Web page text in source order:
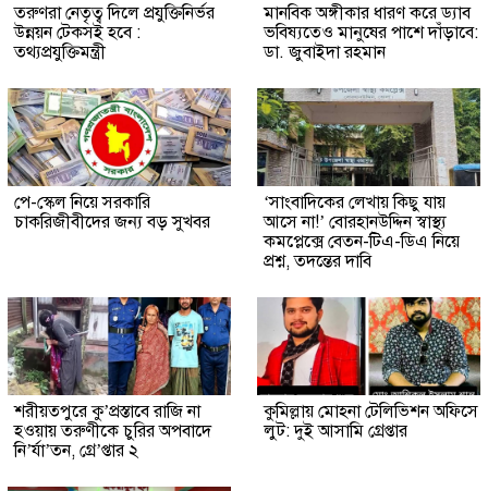
তরুণরা নেতৃত্ব দিলে প্রযুক্তিনির্ভর
উন্নয়ন টেকসই হবে :
তথ্যপ্রযুক্তিমন্ত্রী
মানবিক অঙ্গীকার ধারণ করে ড্যাব
ভবিষ্যতেও মানুষের পাশে দাঁড়াবে:
ডা. জুবাইদা রহমান
পে-স্কেল নিয়ে সরকারি
চাকরিজীবীদের জন্য বড় সুখবর
‘সাংবাদিকের লেখায় কিছু যায়
আসে না!’ বোরহানউদ্দিন স্বাস্থ্য
কমপ্লেক্সে বেতন-টিএ-ডিএ নিয়ে
প্রশ্ন, তদন্তের দাবি
শরীয়তপুরে কু’প্রস্তাবে রাজি না
হওয়ায় তরুণীকে চুরির অপবাদে
নি’র্যা’তন, গ্রে’প্তার ২
কুমিল্লায় মোহনা টেলিভিশন অফিসে
লুট: দুই আসামি গ্রেপ্তার